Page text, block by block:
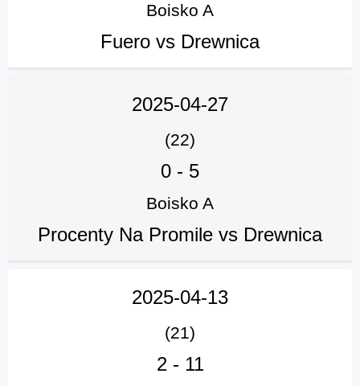
Boisko A
Fuero vs Drewnica
2025-04-27
(22)
0 - 5
Boisko A
Procenty Na Promile vs Drewnica
2025-04-13
(21)
2- 11